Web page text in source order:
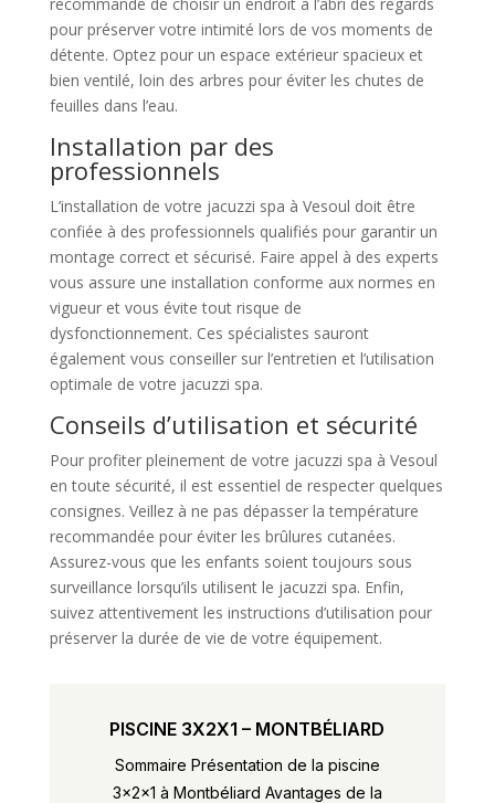
pour préserver votre intimité lors de vos moments de
détente. Optez pour un espace extérieur spacieux et
bien ventilé, loin des arbres pour éviter les chutes de
feuilles dans l’eau.
Installation par des
professionnels
L’installation de votre jacuzzi spa à Vesoul doit être
confiée à des professionnels qualifiés pour garantir un
montage correct et sécurisé. Faire appel à des experts
vous assure une installation conforme aux normes en
vigueur et vous évite tout risque de
dysfonctionnement. Ces spécialistes sauront
également vous conseiller sur l’entretien et l’utilisation
optimale de votre jacuzzi spa.
Conseils d’utilisation et sécurité
Pour profiter pleinement de votre jacuzzi spa à Vesoul
en toute sécurité, il est essentiel de respecter quelques
consignes. Veillez à ne pas dépasser la température
recommandée pour éviter les brûlures cutanées.
Assurez-vous que les enfants soient toujours sous
surveillance lorsqu’ils utilisent le jacuzzi spa. Enfin,
suivez attentivement les instructions d’utilisation pour
préserver la durée de vie de votre équipement.
PISCINE 3X2X1 – MONTBÉLIARD
Sommaire Présentation de la piscine
3x2x1 à Montbéliard Avantages de la